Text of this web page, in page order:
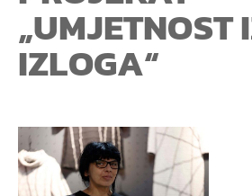
„UMJETNOST
IZLOGA“